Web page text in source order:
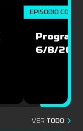
EPISODIO
6/8/
VER TODO